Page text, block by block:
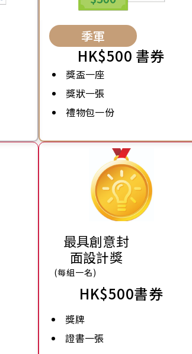
季軍
HK$500 書券
獎盃一座
獎狀一張
禮物包一份
最具創意封
面設計獎
(每組一名)
HK$500書券
獎牌
證書一張